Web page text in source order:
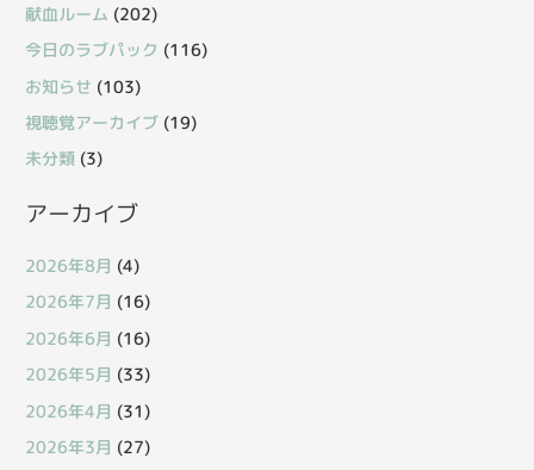
献血ルーム (202)
今日のラブパック (116)
お知らせ (103)
視聴覚アーカイブ (19)
未分類 (3)
アーカイブ
2026年8月 (4)
2026年7月 (16)
2026年6月 (16)
2026年5月 (33)
2026年4月 (31)
2026年3月 (27)